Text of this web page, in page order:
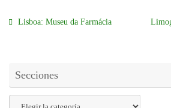
Lisboa: Museu da Farmácia
Secciones